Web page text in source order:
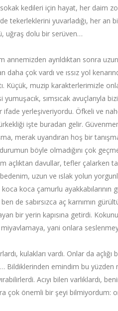
kedileri için hayat, her daim
tekerleklerini yuvarladığı, her an
uğraş dolu bir serüven…
annemizden ayrıldıktan sonra
daha çok vardı ve ıssız yol
Küçük, muzip karakterlerimizle
yumuşacık, sımsıcak avuçlarıyla
yerleşiveriyordu. Öfkeli ve
işte buradan gelir.
merak uyandıran hoş bir
böyle olmadığını çok
açlıktan davullar, tefler çalarken
bedenim, uzun ve ıslak yolun
koca koca çamurlu
de sabırsızca aç karnımın
bir yerin kapısına getirdi.
yani onlara
kulakları vardı. Onlar da
Bildiklerinden emindim bu
Acıyı bilen varlıklardı,
çok önemli bir şeyi bilmiyordum: